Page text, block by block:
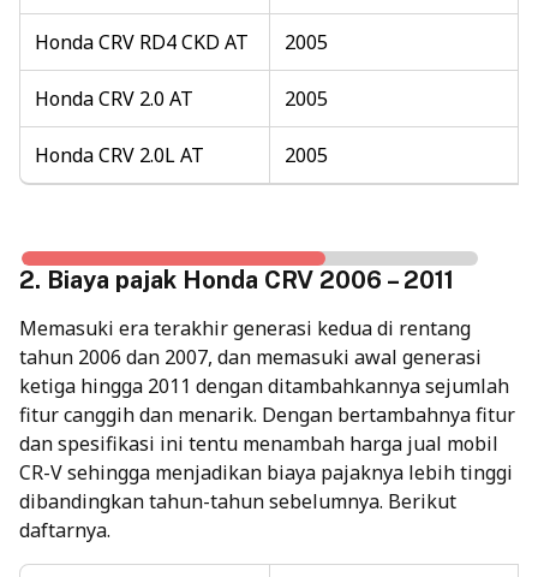
Honda CRV RD4 CKD AT 2005
Honda CRV 2.0 AT 2005
Honda CRV 2.0L AT 2005
2. Biaya pajak Honda CRV 2006 – 2011
Memasuki era terakhir generasi kedua di rentang
tahun 2006 dan 2007, dan memasuki awal generasi
ketiga hingga 2011 dengan ditambahkannya sejumlah
fitur canggih dan menarik. Dengan bertambahnya fitur
dan spesifikasi ini tentu menambah harga jual mobil
CR-V sehingga menjadikan biaya pajaknya lebih tinggi
dibandingkan tahun-tahun sebelumnya. Berikut
daftarnya.